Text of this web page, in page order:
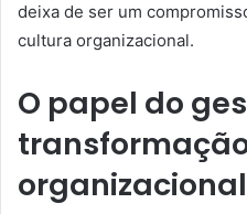
deixa de ser um
cultura organizacional.
O papel do